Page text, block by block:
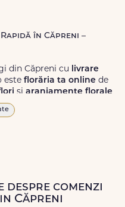
în Căpreni –
din Căpreni cu livrare
este florăria ta online de
și aranjamente florale
și în toată România.
în weekend, pentru ca tu
când ai nevoie.
comenzi
Căpreni